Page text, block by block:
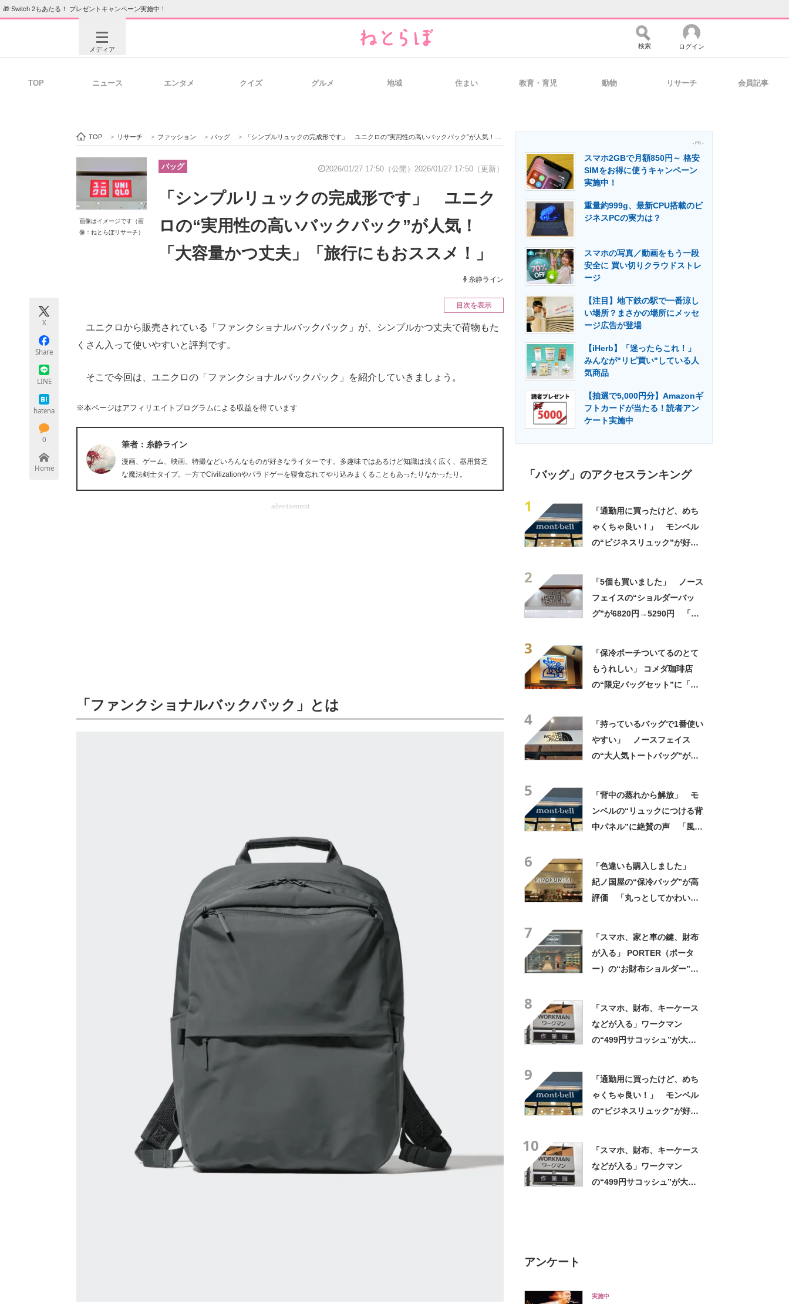
🎁 Switch 2もあたる！ プレゼントキャンペーン実施中！
メディア
ビジネスと働き方のヒント 経営リーダーのコミュニティ マーケ×ITの今がよく分かる
企業向けIT製品の総合サイト 製造業のIT導入・活用を支援
エネルギーの専門メディア 建設×テクノロジーの最前線
ちょっと気になるネットの話題
検索 ログイン
TOP ニュース エンタメ クイズ グルメ 地域 住まい 教育・育児 動物 リサーチ 会員記事
TOP > リサーチ > ファッション > バッグ > 「シンプルリュックの完成形です」 ユニクロの“実用性の高いバックパック”が人気！ 「大容量かつ丈夫」「旅行にもおススメ！」
画像はイメージです（画
像：ねとらぼリサーチ）
バッグ 2026/01/27 17:50（公開） 2026/01/27 17:50（更新）
「シンプルリュックの完成形です」 ユニク
ロの“実用性の高いバックパック”が人気！
「大容量かつ丈夫」「旅行にもおススメ！」
糸静ライン
X
Share
LINE
hatena
0
Home
目次を表示
ユニクロから販売されている「ファンクショナルバックパック」が、シンプルかつ丈夫で荷物もた
くさん入って使いやすいと評判です。
そこで今回は、ユニクロの「ファンクショナルバックパック」を紹介していきましょう。
※本ページはアフィリエイトプログラムによる収益を得ています
筆者：糸静ライン
漫画、ゲーム、映画、特撮などいろんなものが好きなライターです。多趣味ではあるけど知識は浅く広く、器用貧乏
な魔法剣士タイプ。一方でCivilizationやパラドゲーを寝食忘れてやり込みまくることもあったりなかったり。
advertisement
「ファンクショナルバックパック」とは
- PR -
スマホ2GBで月額850円～ 格安
SIMをお得に使うキャンペーン
実施中！
重量約999g、最新CPU搭載のビ
ジネスPCの実力は？
スマホの写真／動画をもう一段
安全に 買い切りクラウドストレ
ージ
【注目】地下鉄の駅で一番涼し
い場所？まさかの場所にメッセ
ージ広告が登場
【iHerb】「迷ったらこれ！」
みんなが"リピ買い"している人
気商品
【抽選で5,000円分】Amazonギ
フトカードが当たる！読者アン
ケート実施中
「バッグ」のアクセスランキング
1
「通勤用に買ったけど、めち
ゃくちゃ良い！」 モンベル
の“ビジネスリュック”が好
2
「5個も買いました」 ノース
フェイスの“ショルダーバッ
グ”が6820円→5290円 「長
3
「保冷ポーチついてるのとて
もうれしい」 コメダ珈琲店
の“限定バッグセット”に「ペ
4
「持っているバッグで1番使い
やすい」 ノースフェイス
の“大人気トートバッグ”が
5
「背中の蒸れから解放」 モ
ンベルの“リュックにつける背
中パネル”に絶賛の声 「風の
6
「色違いも購入しました」
紀ノ国屋の“保冷バッグ”が高
評価 「丸っとしてかわいい
7
「スマホ、家と車の鍵、財布
が入る」 PORTER（ポータ
ー）の“お財布ショルダー”が
8
「スマホ、財布、キーケース
などが入る」ワークマン
の“499円サコッシュ”が大人
9
「通勤用に買ったけど、めち
ゃくちゃ良い！」 モンベル
の“ビジネスリュック”が好
10
「スマホ、財布、キーケース
などが入る」ワークマン
の“499円サコッシュ”が大人
アンケート
実施中